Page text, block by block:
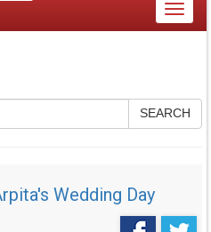
Toggle
SEARCH
Wedding Day